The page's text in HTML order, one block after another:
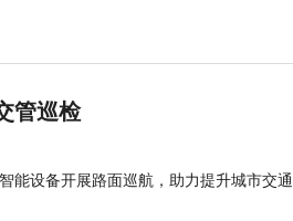
管巡检
能设备开展路面巡航，助力提升城市交